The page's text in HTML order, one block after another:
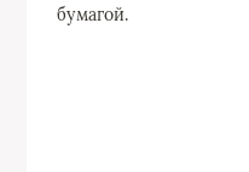
бумагой.